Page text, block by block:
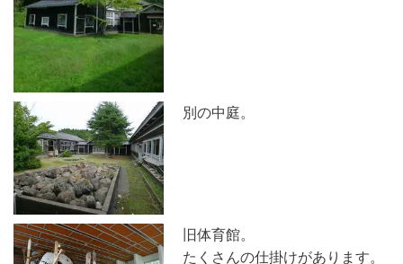
別の中庭。
旧体育館。
たくさんの仕掛けがあります。